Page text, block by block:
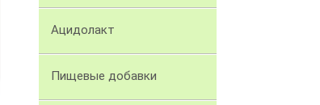
Ацидолакт
Пищевые добавки